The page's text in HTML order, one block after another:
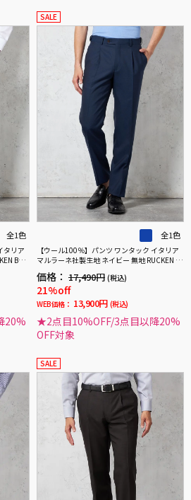
全1色
タリア
BAC
20%
SALE
全1色
【ウール100％】パンツ ワンタック イタリア
マルラーネ社製生地 ネイビー 無地 RUCKEN BA
CCHAR
価格： 17,490円 (税込)
21%off
WEB価格： 13,900円 (税込)
★2点目10%OFF/3点目以降20%
OFF対象
SALE